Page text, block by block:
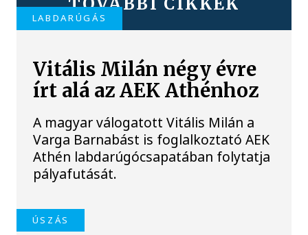
LABDARÚGÁS
Vitális Milán négy évre
írt alá az AEK Athénhoz
A magyar válogatott Vitális Milán a
Varga Barnabást is foglalkoztató AEK
Athén labdarúgócsapatában folytatja
pályafutását.
ÚSZÁS